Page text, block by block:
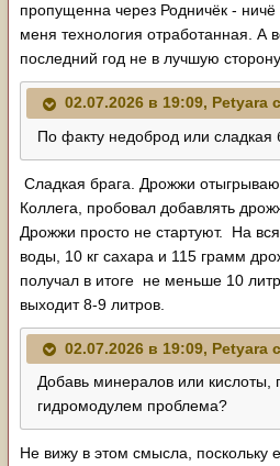
пропущенна через Родничёк -
меня технология отработанная. А
последний год не в лучшую
02.07.2026 в 19:09, Petyara
По факту недоброд или сладкая
Сладкая брага. Дрожжи
Коллега, пробовал добавлять
Дрожжи просто не стартуют. На
воды, 10 кг сахара и 115 грамм
получал в итоге не меньше 10
выходит 8-9 литров.
02.07.2026 в 19:09, Petyara
Добавь минералов или
гидромодулем проблема?
Не вижу в этом смысла, поскольку